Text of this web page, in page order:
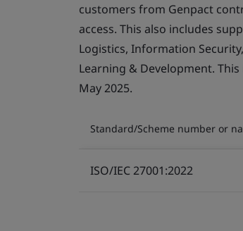
customers from Genpact
access. This also includes
Logistics, Information
Learning & Development.
May 2025.
Standard/Scheme number or
ISO/IEC 27001:2022